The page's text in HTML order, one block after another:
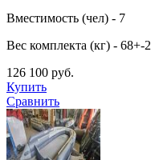
Вместимость (чел) - 7
Вес комплекта (кг) - 68+-2
126 100 руб.
Купить
Сравнить